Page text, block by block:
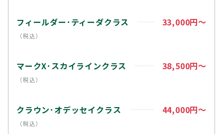
フィールダー･ティーダクラス 33,000円～
（税込）
マークX･スカイラインクラス 38,500円～
（税込）
クラウン･オデッセイクラス 44,000円～
（税込）